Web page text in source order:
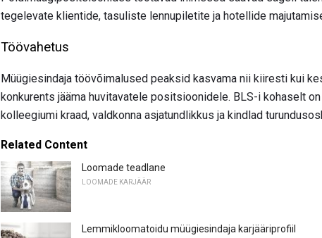
tegelevate klientide, tasuliste lennupiletite ja hotellide
Töövahetus
Müügiesindaja töövõimalused peaksid kasvama nii kiiresti kui
konkurents jääma huvitavatele positsioonidele. BLS-i kohaselt
kolleegiumi kraad, valdkonna asjatundlikkus ja kindlad
Related Content
Loomade teadlane
LOOMADE KARJÄÄR
Lemmikloomatoidu müügiesindaja karjääriprofiil